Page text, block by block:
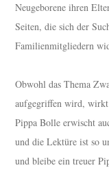
Neugeborene ihren
Seiten, die sich der
Familienmitgliedern
Obwohl das Thema
aufgegriffen wird, wirkt
Pippa Bolle erwischt
und die Lektüre ist so
und bleibe ein treuer